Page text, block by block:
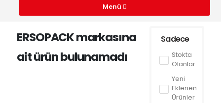
Menü
Sadece
Stokta
Olanlar
Yeni
Eklenen
Ürünler
ERSOPACK markasına
ait ürün bulunamadı